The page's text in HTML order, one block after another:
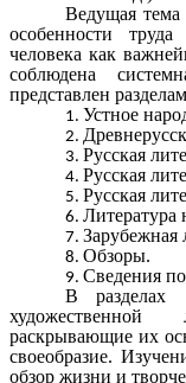
Ведущая
особенности
человека как
соблюдена
представлен
Устное
Русская
Русская
Русская
Литература
Зарубежная
Обзоры.
Сведения
В разделах
художественной
раскрывающие их
своеобразие.
обзор жизни и